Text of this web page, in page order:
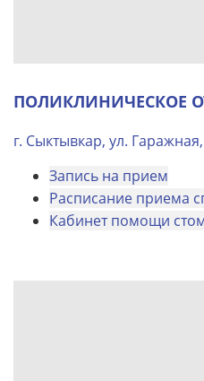
ПОЛИКЛИНИЧЕСКОЕ
г. Сыктывкар, ул.
Запись на прием
Расписание приема
Кабинет помощи